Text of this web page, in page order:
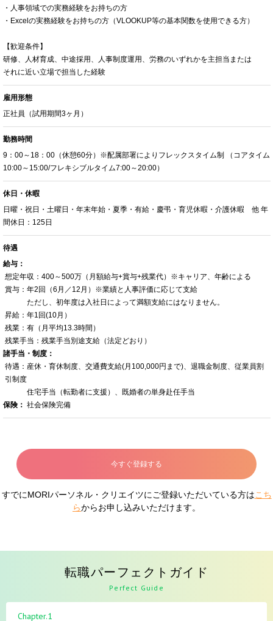
・人事領域での実務経験をお持ちの方
・Excelの実務経験をお持ちの方（VLOOKUP等の基本関数を使用できる方）
【歓迎条件】
研修、人材育成、中途採用、人事制度運用、労務のいずれかを主担当または
それに近い立場で担当した経験
雇用形態
正社員（試用期間3ヶ月）
勤務時間
9：00～18：00（休憩60分）※配属部署によりフレックスタイム制 （コアタイム
10:00～15:00/フレキシブルタイム7:00～20:00）
休日・休暇
日曜・祝日・土曜日・年末年始・夏季・有給・慶弔・育児休暇・介護休暇 他 年
間休日：125日
待遇
給与：
想定年収：400～500万（月額給与+賞与+残業代）※キャリア、年齢による
賞与：年2回（6月／12月）※業績と人事評価に応じて支給
ただし、初年度は入社日によって満額支給にはなりません。
昇給：年1回(10月）
残業：有（月平均13.3時間）
残業手当：残業手当別途支給（法定どおり）
諸手当・制度：
待遇：産休・育休制度、交通費支給(月100,000円まで)、退職金制度、従業員割
引制度
住宅手当（転勤者に支援）、既婚者の単身赴任手当
保険： 社会保険完備
今すぐ登録する
すでにMORIパーソネル・クリエイツにご登録いただいている方はこち
らからお申し込みいただけます。
転職パーフェクトガイド
Perfect Guide
Chapter.1